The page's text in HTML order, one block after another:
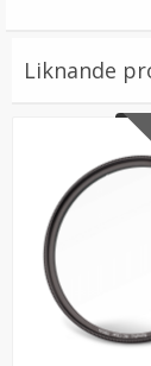
Liknande